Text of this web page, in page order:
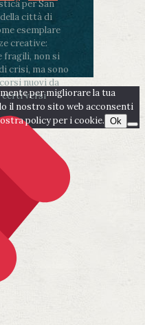
per San
città di
esemplare
creative:
fragili, non si
crisi, ma sono
nuovi da
certi versiper migliorare la tua
il nostro sito web acconsenti
policy per i cookie. Ok